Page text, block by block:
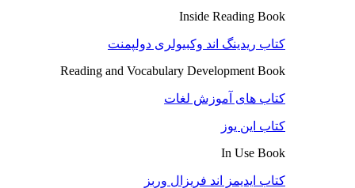
Inside Reading Book
کتاب ریدینگ اند وکبیولری دولپمنت
Reading and Vocabulary Development Book
کتاب های آموزش لغات
کتاب این یوز
In Use Book
کتاب ایدیمز اند فریزال وربز